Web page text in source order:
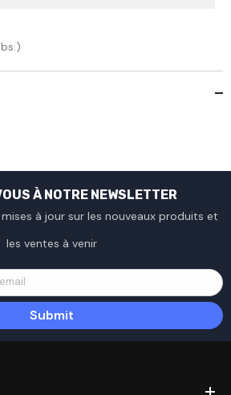
À NOTRE NEWSLETTER
à jour sur les nouveaux produits et
les ventes à venir
Submit